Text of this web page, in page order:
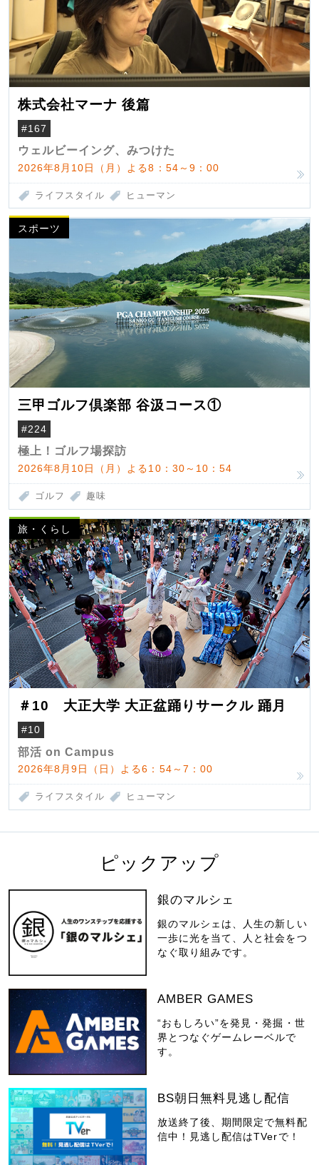
株式会社マーナ 後篇
#167
ウェルビーイング、みつけた
2026年8月10日（月）よる8：54～9：00
ライフスタイル ヒューマン
スポーツ
三甲ゴルフ倶楽部 谷汲コース①
#224
極上！ゴルフ場探訪
2026年8月10日（月）よる10：30～10：54
ゴルフ 趣味
旅・くらし
＃10 大正大学 大正盆踊りサークル 踊月
#10
部活 on Campus
2026年8月9日（日）よる6：54～7：00
ライフスタイル ヒューマン
ピックアップ
銀のマルシェ
銀のマルシェは、人生の新しい
一歩に光を当て、人と社会をつ
なぐ取り組みです。
AMBER GAMES
“おもしろい”を発見・発掘・世
界とつなぐゲームレーベルで
す。
BS朝日無料見逃し配信
放送終了後、期間限定で無料配
信中！見逃し配信はTVerで！